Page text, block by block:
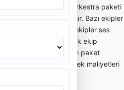
paketi, DJ destekli orkestra paketi
paketi olarak planlanır. Bazı ekipler
hizmeti verirken, bazı ekipler ses
mikrofon, mixer ve teknik ekip
eder. Teklif alırken paket
sonradan oluşabilecek ek maliyetleri